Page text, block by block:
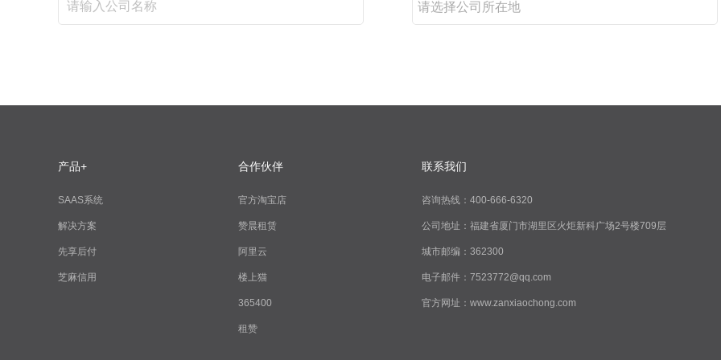
请选择公司所在地
产品+
SAAS系统
解决方案
先享后付
芝麻信用
合作伙伴
官方淘宝店
赞晨租赁
阿里云
楼上猫
365400
租赞
联系我们
咨询热线：400-666-6320
公司地址：福建省厦门市湖里区火炬新科广场2号楼709层
城市邮编：362300
电子邮件：7523772@qq.com
官方网址：www.zanxiaochong.com